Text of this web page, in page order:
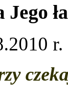
Jego
r.